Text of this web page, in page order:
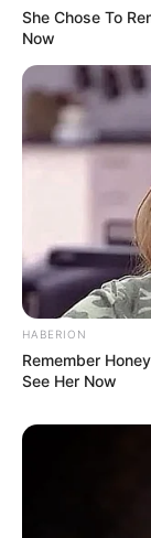
She Chose To
Now
HABERION
Remember
See Her Now